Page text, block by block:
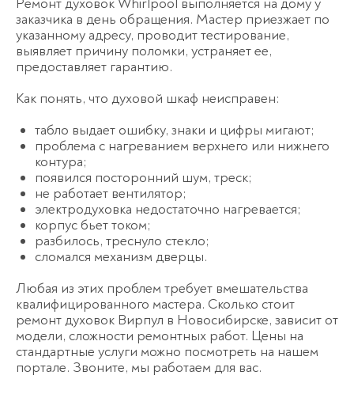
заказчика в день обращения. Мастер приезжает по
указанному адресу, проводит тестирование,
выявляет причину поломки, устраняет ее,
предоставляет гарантию.
Как понять, что духовой шкаф неисправен:
табло выдает ошибку, знаки и цифры мигают;
проблема с нагреванием верхнего или нижнего
контура;
появился посторонний шум, треск;
не работает вентилятор;
электродуховка недостаточно нагревается;
корпус бьет током;
разбилось, треснуло стекло;
сломался механизм дверцы.
Любая из этих проблем требует вмешательства
квалифицированного мастера. Сколько стоит
ремонт духовок Вирпул в Новосибирске, зависит от
модели, сложности ремонтных работ. Цены на
стандартные услуги можно посмотреть на нашем
портале. Звоните, мы работаем для вас.